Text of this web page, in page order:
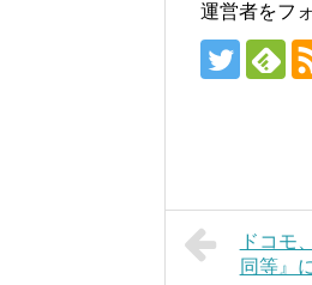
運営者をフ
ドコモ
同等』